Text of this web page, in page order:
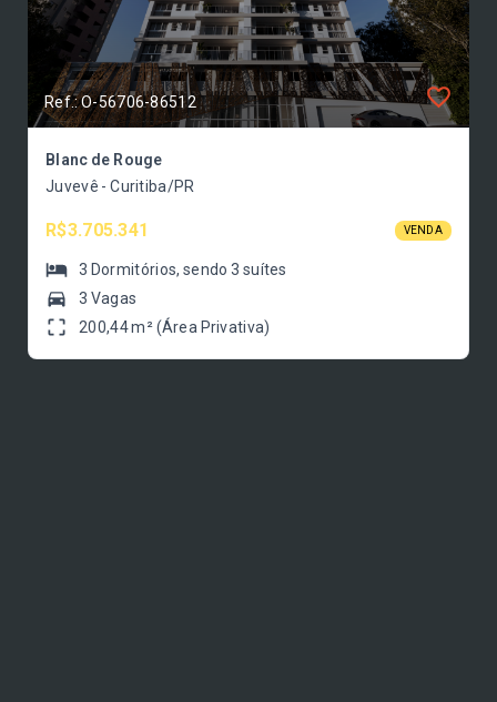
Ref.: O-56706-86512
Blanc de Rouge
Juvevê - Curitiba/PR
R$3.705.341 VENDA
3 Dormitórios, sendo3 suítes
3 Vagas
200,44 m² (Área Privativa)